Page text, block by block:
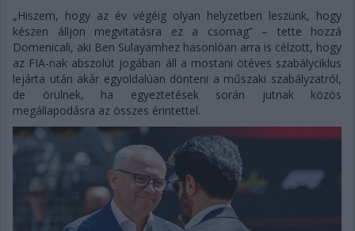
„Hiszem, hogy az év végéig olyan helyzetben leszünk, hogy
készen álljon megvitatásra ez a csomag” – tette hozzá
Domenicali, aki Ben Sulayamhez hasonlóan arra is célzott, hogy
az FIA-nak abszolút jogában áll a mostani ötéves szabályciklus
lejárta után akár egyoldalúan dönteni a műszaki szabályzatról,
de örülnek, ha egyeztetések során jutnak közös
megállapodásra az összes érintettel.